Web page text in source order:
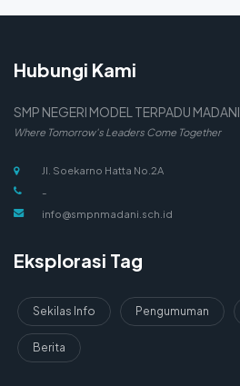
Hubungi Kami
SMP NEGERI MODEL TERPADU MADANI
Where Tomorrow's Leaders Come Together
Jl. Soekarno Hatta No.2A
-
info@smpnmadani.sch.id
Eksplorasi Tag
Sekilas Info Pengumuman
Berita